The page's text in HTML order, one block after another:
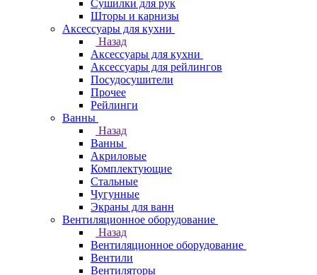
Сушилки для рук
Шторы и карнизы
Аксессуары для кухни
Назад
Аксессуары для кухни
Аксессуары для рейлингов
Посудосушители
Прочее
Рейлинги
Ванны
Назад
Ванны
Акриловые
Комплектующие
Стальные
Чугунные
Экраны для ванн
Вентиляционное оборудование
Назад
Вентиляционное оборудование
Вентили
Вентиляторы